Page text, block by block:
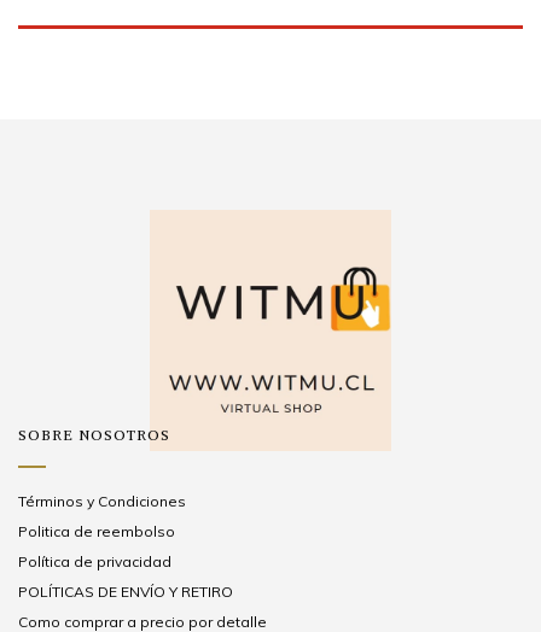
SOBRE NOSOTROS
Términos y Condiciones
Politica de reembolso
Política de privacidad
POLÍTICAS DE ENVÍO Y RETIRO
Como comprar a precio por detalle